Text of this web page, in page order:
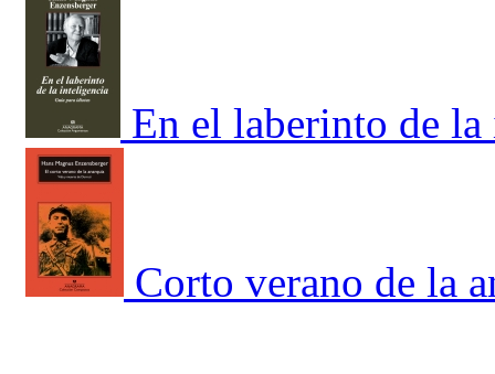
En el laberinto de
Corto verano de la